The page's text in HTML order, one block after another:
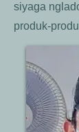
siyaga
produk-